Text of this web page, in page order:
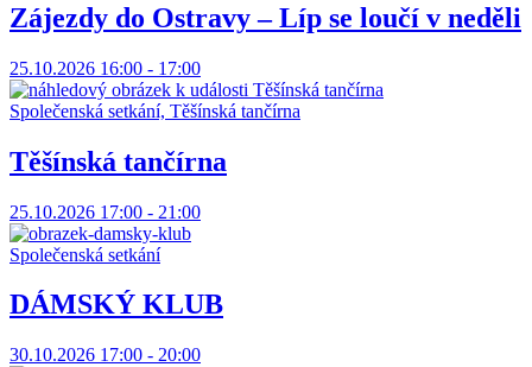
Zájezdy do Ostravy – Líp se loučí v neděli
25.10.2026 16:00 - 17:00
Společenská setkání, Těšínská tančírna
Těšínská tančírna
25.10.2026 17:00 - 21:00
Společenská setkání
DÁMSKÝ KLUB
30.10.2026 17:00 - 20:00